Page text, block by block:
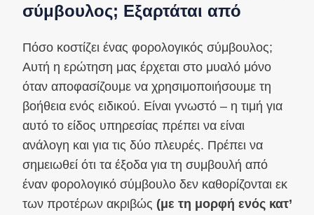
σύμβουλος; Εξαρτάται από
Πόσο κοστίζει ένας φορολογικός σύμβουλος;
Αυτή η ερώτηση μας έρχεται στο μυαλό μόνο
όταν αποφασίζουμε να χρησιμοποιήσουμε τη
βοήθεια ενός ειδικού. Είναι γνωστό – η τιμή για
αυτό το είδος υπηρεσίας πρέπει να είναι
ανάλογη και για τις δύο πλευρές. Πρέπει να
σημειωθεί ότι τα έξοδα για τη συμβουλή από
έναν φορολογικό σύμβουλο δεν καθορίζονται εκ
των προτέρων ακριβώς (με τη μορφή ενός κατ’